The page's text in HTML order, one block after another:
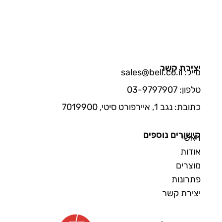
קישורים נוספים
ראשי
אודות
מוצרים
פתרונות
יצירת קשר
יצירת קשר
מייל: sales@bell.co.il
טלפון: 03-9797907
כתובת: נגב 1, איירפורט סיטי, 7019900